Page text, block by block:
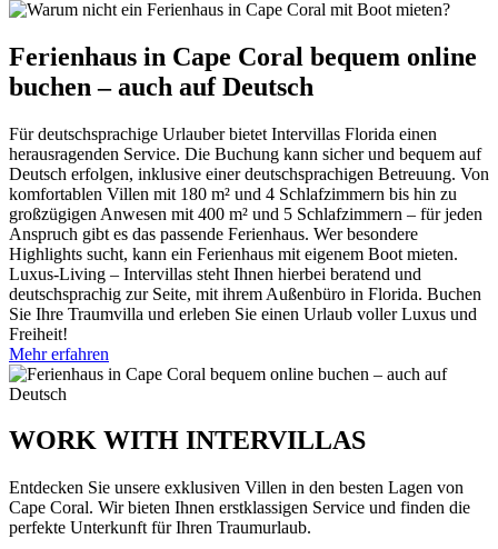
Ferienhaus in Cape Coral bequem online
buchen – auch auf Deutsch
Für deutschsprachige Urlauber bietet Intervillas Florida einen
herausragenden Service. Die Buchung kann sicher und bequem auf
Deutsch erfolgen, inklusive einer deutschsprachigen Betreuung. Von
komfortablen Villen mit 180 m² und 4 Schlafzimmern bis hin zu
großzügigen Anwesen mit 400 m² und 5 Schlafzimmern – für jeden
Anspruch gibt es das passende Ferienhaus. Wer besondere
Highlights sucht, kann ein Ferienhaus mit eigenem Boot mieten.
Luxus-Living – Intervillas steht Ihnen hierbei beratend und
deutschsprachig zur Seite, mit ihrem Außenbüro in Florida. Buchen
Sie Ihre Traumvilla und erleben Sie einen Urlaub voller Luxus und
Freiheit!
Mehr erfahren
WORK WITH INTERVILLAS
Entdecken Sie unsere exklusiven Villen in den besten Lagen von
Cape Coral. Wir bieten Ihnen erstklassigen Service und finden die
perfekte Unterkunft für Ihren Traumurlaub.